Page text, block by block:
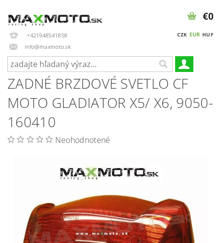
+421948541858
info@maxmoto.sk
CZK EUR HUF
€0
ZADNÉ BRZDOVÉ SVETLO CF
MOTO GLADIATOR X5/ X6, 9050-
160410
Neohodnotené